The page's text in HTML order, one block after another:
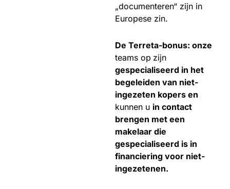
„documenteren“ zijn in
Europese zin.
De Terreta-bonus: onze
teams op zijn
gespecialiseerd in het
begeleiden van niet-
ingezeten kopers en
kunnen u in contact
brengen met een
makelaar die
gespecialiseerd is in
financiering voor niet-
ingezetenen.